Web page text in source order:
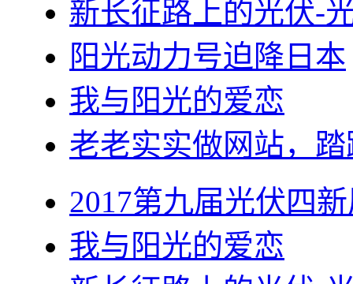
新长征路上的光伏-
阳光动力号迫降日本
我与阳光的爱恋
老老实实做网站，
2017第九届光伏四
我与阳光的爱恋